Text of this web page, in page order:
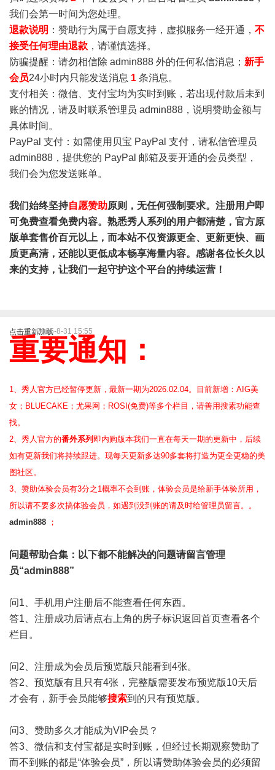
我们会第一时间为您处理。
退款说明 ：赞助行为属于自愿支持，虚拟服务一经开通， 不
接受任何理由退款 ，请谨慎选择。
防骗提醒：请勿相信除 admin888 外的任何私信消息； 新手
会员24小时内只能发送消息 1 条消息。
支付相关：微信、支付宝均为实时到账，若出现付款后未到
账的情况，请及时联系管理员 admin888，说明赞助金额与
具体时间。
PayPal 支付：如需使用贝宝 PayPal 支付，请私信管理员
admin888，提供您的 PayPal 邮箱及要开通的会员类型，
我们会为您发送账单。
我们始终坚持自愿赞助原则，无任何强制要求。注册用户即
可免费查看免费内容。熟悉秀人系列的用户都清楚，官方原
版单套售价百元以上，而本站不仅资源更全、更新更快、画
质更高清，还能以更低成本畅享海量内容。感谢各位长久以
来的支持，让我们一起守护这个平台的持续运营！
点击重新加载2025-8-31 15:55
重要通知：
1、秀人官方已经暂停更新，最新一期为2026.02.04。目前新增：AIG美
女；BLUECAKE；尤果网；ROSI(免费)等多个栏目，请善用搜素功能查
找。
2、 秀人官方的番外系列 即内购版本我们一直在每天一期的更新中，后续
如有更新我们将持续跟进。现每天更新多达90多套将打造为更全更稳的美
图社区。
3、赞助体验会员有3分之1概率不会到账，体验会员是给新手体验所用，
所以请不要多次搞体验会员，如遇到没到账的请及时给管理员留言。。
admin888 ；
问题帮助合集 ：以下都不能解决的问题请留言管理
员“admin888”
问1、手机用户注册后不能查看任何东西。
答1、注册成功后请点右上角的房子标识返回首页查看各个
栏目。
问2、注册成为会员后预览版只能看到4张。
答2、预览版有且只有4张，完整版需要发布预览版10天后
才会有，新手会员能够搜索到的只有预览版。
问3、赞助多久才能成为VIP会员？
答3、微信和支付宝都是实时到账，但经过长期观察赞助了
而不到账的都是“体验会员”，所以请赞助体验会员的必须留